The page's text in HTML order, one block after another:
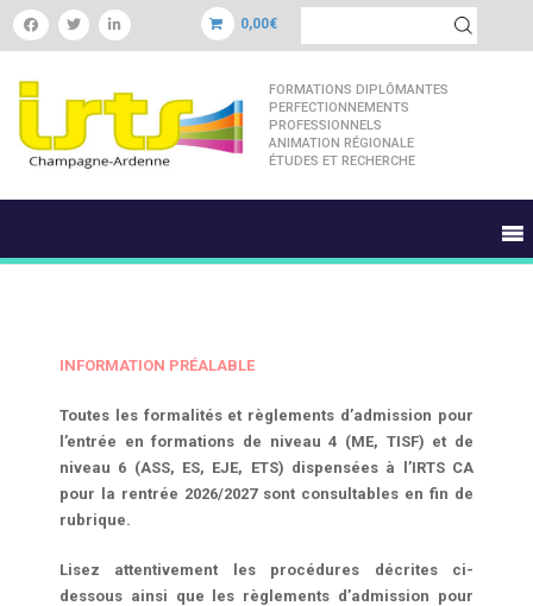
0,00€
FORMATIONS DIPLÔMANTES
PERFECTIONNEMENTS
PROFESSIONNELS
ANIMATION RÉGIONALE
ÉTUDES ET RECHERCHE
INFORMATION PRÉALABLE
Toutes les formalités et règlements d’admission pour
l’entrée en formations de niveau 4 (ME, TISF) et de
niveau 6 (ASS, ES, EJE, ETS) dispensées à l’IRTS CA
pour la rentrée 2026/2027 sont consultables en fin de
rubrique.
Lisez attentivement les procédures décrites ci-
dessous ainsi que les règlements d’admission pour